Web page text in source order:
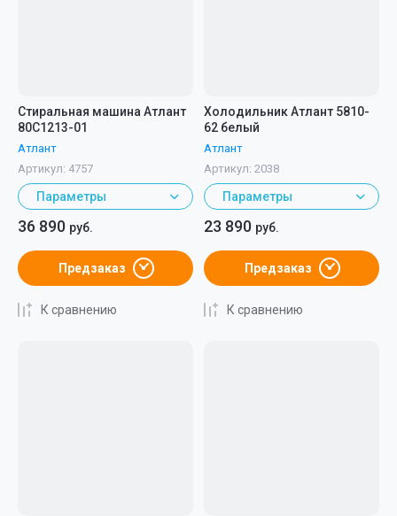
Стиральная машина Атлант
80С1213-01
Атлант
Артикул: 4757
Параметры
36 890 руб.
Предзаказ
К сравнению
Холодильник Атлант 5810-
62 белый
Атлант
Артикул: 2038
Параметры
23 890 руб.
Предзаказ
К сравнению